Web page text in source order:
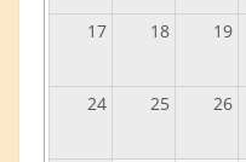
17 18 19
24 25 26